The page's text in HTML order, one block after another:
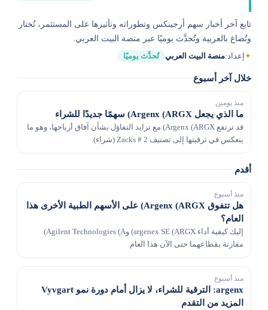
تابع آخر أخبار سهم أرجينكس وتطوراته وتأثيرها على المستثمر، تُختار
وتُصاغ بالعربية وتُحدَّث يوميًا عبر منصة البيت العربي.
✦إعداد: منصة البيت العربي تُحدَّث يوميًا
خلال آخر أسبوع
منذ يومين
ما الذي يجعل Argenx (ARGX) سهمًا جديدًا للشراء
قد ترتفع Argenx (ARGX) مع تزايد التفاؤل بشأن آفاق أرباحها، وهو ما
ينعكس في ترقيتها إلى تصنيف Zacks # 2 (شراء).
أقدم
منذ أسبوع
هل تتفوق Argenx (ARGX) على الأسهم الطبية الأخرى هذا
العام؟
إليك كيفية أداء argenex SE (ARGX) وAgilent Technologies (A)
مقارنة بقطاعهما حتى الآن هذا العام.
منذ أسبوع
argenx: الترقية للشراء، لا يزال أمام دورة نمو Vyvgart
المزيد من التقدم